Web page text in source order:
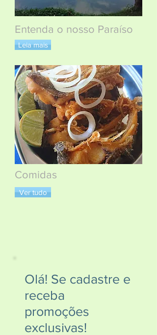
Entenda o nosso Paraíso
Leia mais
Comidas
Ver tudo
Olá! Se cadastre e
receba
promoções
exclusivas!